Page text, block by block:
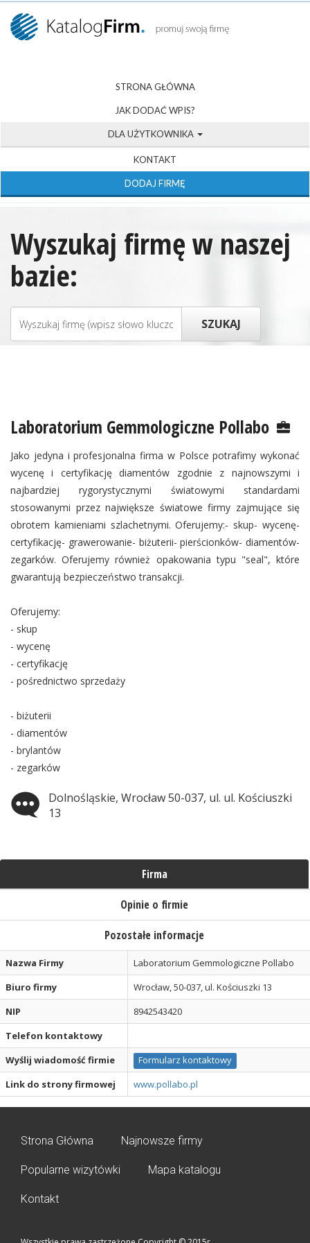
STRONA GŁÓWNA
JAK DODAĆ WPIS?
DLA UŻYTKOWNIKA
KONTAKT
DODAJ FIRMĘ
Wyszukaj firmę w naszej
bazie:
Laboratorium Gemmologiczne Pollabo
Jako jedyna i profesjonalna firma w Polsce potrafimy wykonać
wycenę i certyfikację diamentów zgodnie z najnowszymi i
najbardziej rygorystycznymi światowymi standardami
stosowanymi przez największe światowe firmy zajmujące się
obrotem kamieniami szlachetnymi. Oferujemy:- skup- wycenę-
certyfikację- grawerowanie- biżuterii- pierścionków- diamentów-
zegarków. Oferujemy również opakowania typu "seal", które
gwarantują bezpieczeństwo transakcji.
Oferujemy:
- skup
- wycenę
- certyfikację
- pośrednictwo sprzedaży
- biżuterii
- diamentów
- brylantów
- zegarków
Dolnośląskie, Wrocław 50-037, ul. ul. Kościuszki
13
Firma
Opinie o firmie
Pozostałe informacje
Nazwa Firmy
Laboratorium Gemmologiczne Pollabo
Biuro firmy
Wrocław, 50-037, ul. Kościuszki 13
NIP
8942543420
Telefon kontaktowy
Wyślij wiadomość firmie
Formularz kontaktowy
Link do strony firmowej
www.pollabo.pl
Strona Główna Najnowsze firmy
Popularne wizytówki Mapa katalogu
Kontakt